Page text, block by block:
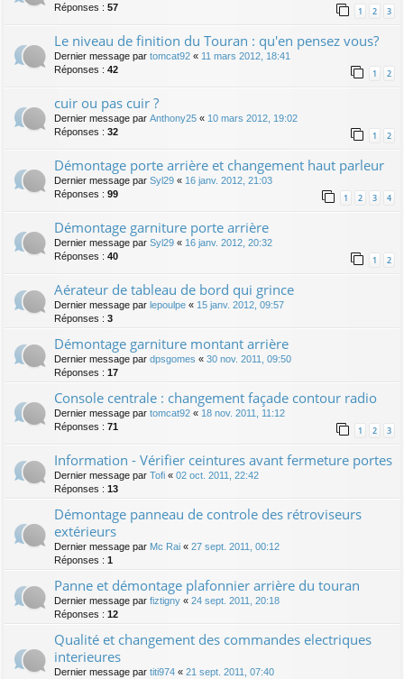
Réponses : 57 1 2 3
Le niveau de finition du Touran : qu'en pensez vous?
Dernier message par tomcat92 « 11 mars 2012, 18:41
Réponses : 42 1 2
cuir ou pas cuir ?
Dernier message par Anthony25 « 10 mars 2012, 19:02
Réponses : 32 1 2
Démontage porte arrière et changement haut parleur
Dernier message par Syl29 « 16 janv. 2012, 21:03
Réponses : 99 1 2 3 4
Démontage garniture porte arrière
Dernier message par Syl29 « 16 janv. 2012, 20:32
Réponses : 40 1 2
Aérateur de tableau de bord qui grince
Dernier message par lepoulpe « 15 janv. 2012, 09:57
Réponses : 3
Démontage garniture montant arrière
Dernier message par dpsgomes « 30 nov. 2011, 09:50
Réponses : 17
Console centrale : changement façade contour radio
Dernier message par tomcat92 « 18 nov. 2011, 11:12
Réponses : 71 1 2 3
Information - Vérifier ceintures avant fermeture portes
Dernier message par Tofi « 02 oct. 2011, 22:42
Réponses : 13
Démontage panneau de controle des rétroviseurs
extérieurs
Dernier message par Mc Rai « 27 sept. 2011, 00:12
Réponses : 1
Panne et démontage plafonnier arrière du touran
Dernier message par fiztigny « 24 sept. 2011, 20:18
Réponses : 12
Qualité et changement des commandes electriques
interieures
Dernier message par titi974 « 21 sept. 2011, 07:40